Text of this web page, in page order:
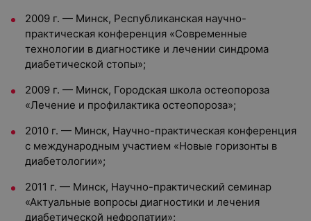
2009 г. — Минск, Республиканская научно-
практическая конференция «Современные
технологии в диагностике и лечении синдрома
диабетической стопы»;
2009 г. — Минск, Городская школа остеопороза
«Лечение и профилактика остеопороза»;
2010 г. — Минск, Научно-практическая конференция
с международным участием «Новые горизонты в
диабетологии»;
2011 г. — Минск, Научно-практический семинар
«Актуальные вопросы диагностики и лечения
диабетической нефропатии»;